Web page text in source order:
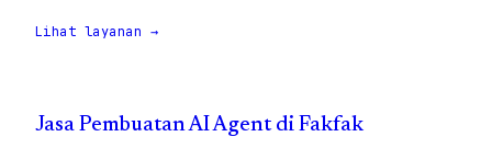
Lihat layanan →
Jasa Pembuatan AI Agent di Fakfak